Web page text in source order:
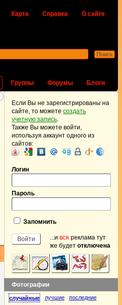
Карта Справка О сайте
Группы Форумы Блоги
Если Вы не зарегистрированы на
сайте, то можете создать
учетную запись.
Также Вы можете войти,
используя аккаунт одного из
сайтов:
Логин
Пароль
Запомнить
...и вся реклама тут
же будет отключена
Фотографии
случайные лучшие последние